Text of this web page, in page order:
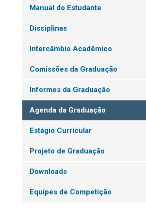
Manual do Estudante
Disciplinas
Intercâmbio Acadêmico
Comissões da Graduação
Informes da Graduação
Agenda da Graduação
Estágio Curricular
Projeto de Graduação
Downloads
Equipes de Competição